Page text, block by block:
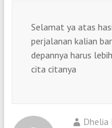
Selamat ya atas
perjalanan kalian
depannya harus
cita citanya
Dhelia